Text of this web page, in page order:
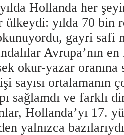
Hollanda her
ülkeydi: yılda 70 bin
gayri
Avrupa’nın
okur-yazar oranına
sayısı ortalamanın
sağlamdı ve farklı
Hollanda’yı 17.
yalnızca